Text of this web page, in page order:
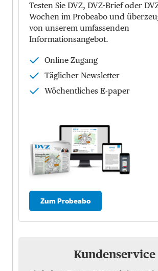
Testen Sie DVZ, DVZ-Brief oder
Wochen im Probeabo und
von unserem umfassenden
Informationsangebot.
Online Zugang
Täglicher Newsletter
Wöchentliches E-paper
Zum Probeabo
Kundenservice